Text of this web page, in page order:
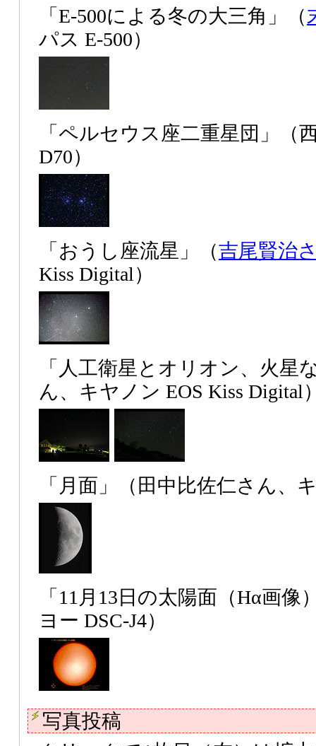
「E-500による冬の大三角」（
パス E-500）
「ペルセウス座二重星団」（
D70）
「おうし座流星」（吉尾賢治
Kiss Digital）
「人工衛星とオリオン、火星
ん、キヤノン EOS Kiss Digital
「月面」（田中比佐仁さん、
「11月13日の太陽面（Hα画像
ヨー DSC-J4）
写真投稿